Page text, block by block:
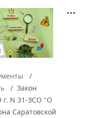
Закон
г. N 31-ЗСО "О
Саратовской